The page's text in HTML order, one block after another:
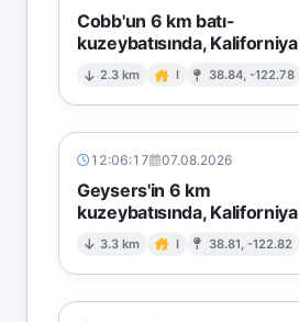
Cobb'un 6 km batı-
kuzeybatısında, Kaliforniya
2.3 km I 38.84, -122.78
12:06:17 07.08.2026
Geysers'in 6 km
kuzeybatısında, Kaliforniya
3.3 km I 38.81, -122.82